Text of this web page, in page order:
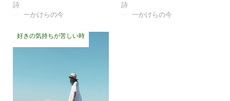
詩
一かけらの今
詩
一かけらの今
好きの気持ちが苦しい時